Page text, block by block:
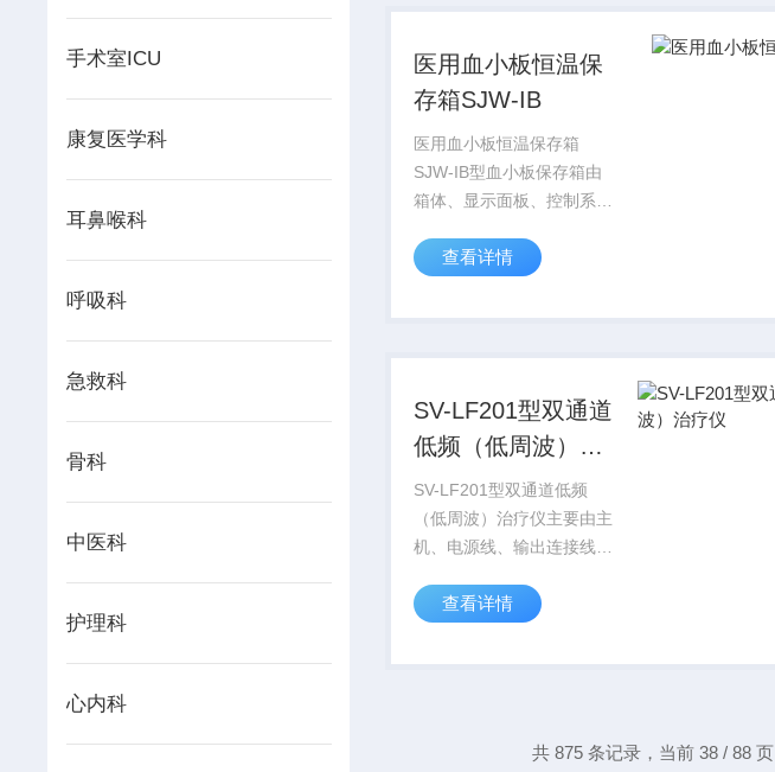
手术室ICU
康复医学科
耳鼻喉科
呼吸科
急救科
骨科
中医科
护理科
心内科
医用血小板恒温保
存箱SJW-IB
医用血小板恒温保存箱
SJW-IB型血小板保存箱由
箱体、显示面板、控制系
统和脚轮（SJW-I型、SJW-
查看详情
SV-LF201型双通道
低频（低周波）治
疗仪
SV-LF201型双通道低频
（低周波）治疗仪主要由主
机、电源线、输出连接线和
查看详情
共 875 条记录，当前 38 / 88 页